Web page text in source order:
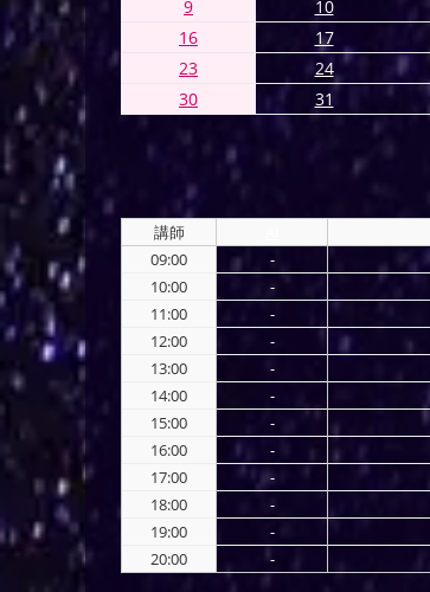
9
10
16
17
23
24
30
31
講師
09:00
-
10:00
-
11:00
-
12:00
-
13:00
-
14:00
-
15:00
-
16:00
-
17:00
-
18:00
-
19:00
-
20:00
-